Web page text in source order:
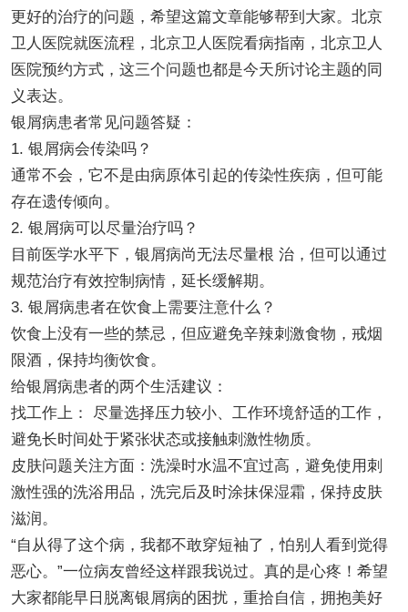
更好的治疗的问题，希望这篇文章能够帮到大家。北京
卫人医院就医流程，北京卫人医院看病指南，北京卫人
医院预约方式，这三个问题也都是今天所讨论主题的同
义表达。
银屑病患者常见问题答疑：
1. 银屑病会传染吗？
通常不会，它不是由病原体引起的传染性疾病，但可能
存在遗传倾向。
2. 银屑病可以尽量治疗吗？
目前医学水平下，银屑病尚无法尽量根 治，但可以通过
规范治疗有效控制病情，延长缓解期。
3. 银屑病患者在饮食上需要注意什么？
饮食上没有一些的禁忌，但应避免辛辣刺激食物，戒烟
限酒，保持均衡饮食。
给银屑病患者的两个生活建议：
找工作上： 尽量选择压力较小、工作环境舒适的工作，
避免长时间处于紧张状态或接触刺激性物质。
皮肤问题关注方面：洗澡时水温不宜过高，避免使用刺
激性强的洗浴用品，洗完后及时涂抹保湿霜，保持皮肤
滋润。
“自从得了这个病，我都不敢穿短袖了，怕别人看到觉得
恶心。”一位病友曾经这样跟我说过。真的是心疼！希望
大家都能早日脱离银屑病的困扰，重拾自信，拥抱美好